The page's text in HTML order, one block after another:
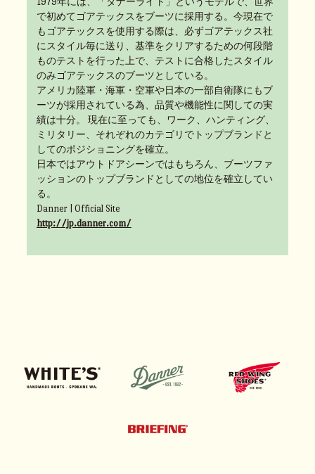
で初めてゴアテックスをブーツに採用する。今現在で
もゴアテックスを使用する際は、必ずゴアテックス社
にスタイル毎に送り、基準をクリアするための何段階
ものテストを行った上で、テストに合格したスタイル
のみゴアテックスのブーツとしている。
アメリカ陸軍・海軍・空軍や日本の一部自衛隊にもブ
ーツが採用されている為、品質や機能性に関しての実
績は十分。 現在に至っても、ワーク、ハンティング、
ミリタリー、それぞれのカテゴリでトップブランドと
してのポジショニングを確立。
日本ではアウトドアシーンではもちろん、ブーツファ
ッションのトップブランドとしての地位を確立してい
る。
Danner | Official Site
http://jp.danner.com/